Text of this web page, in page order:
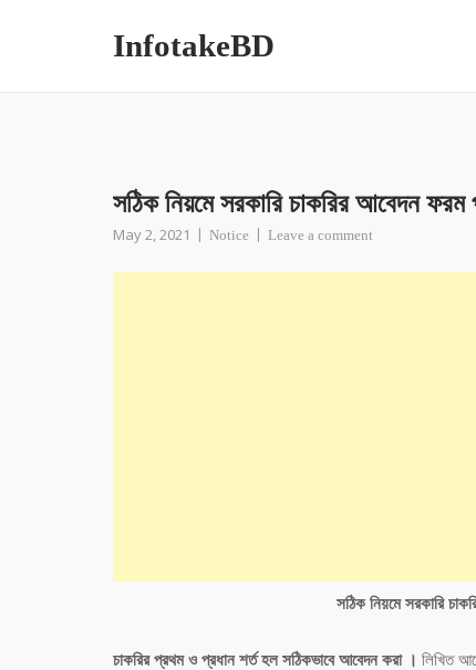
InfotakeBD
সঠিক নিয়মে সরকারি চাকরির আবেদন ফরম
May 2, 2021 Notice Leave a comment
সঠিক নিয়মে সরকারি
চাকরির প্রথম ও প্রধান শর্ত হল সঠিকভাবে আবেদন করা । লিখিত